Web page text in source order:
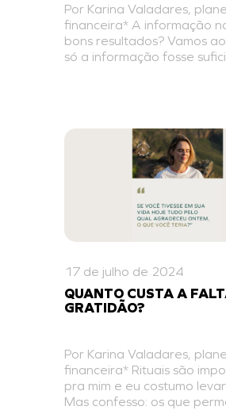
Por Karina Valadares,
financeira* A informação
bons resultados? Vamos
só a informação fosse
17 de julho de 2024
QUANTO CUSTA A
GRATIDÃO?
Por Karina Valadares,
financeira* Rituais são
pra mim e eu costumo
Mas confesso: os que